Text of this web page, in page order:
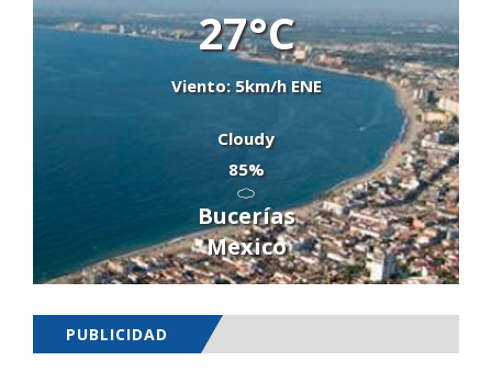
27°C
Viento: 5km/h ENE
Cloudy
85%
Bucerías
Mexico
PUBLICIDAD